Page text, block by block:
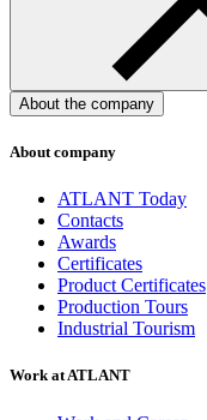
About the company
About company
ATLANT Today
Contacts
Awards
Certificates
Product Certificates
Production Tours
Industrial Tourism
Work at ATLANT